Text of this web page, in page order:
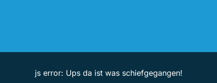
js error: Ups da ist was schiefgegangen!